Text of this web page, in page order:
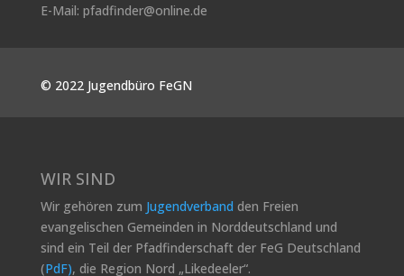
E-Mail: pfadfinder@online.de
© 2022 Jugendbüro FeGN
WIR SIND
Wir gehören zum Jugendverband den Freien
evangelischen Gemeinden in Norddeutschland und
sind ein Teil der Pfadfinderschaft der FeG Deutschland
(PdF), die Region Nord „Likedeeler“.